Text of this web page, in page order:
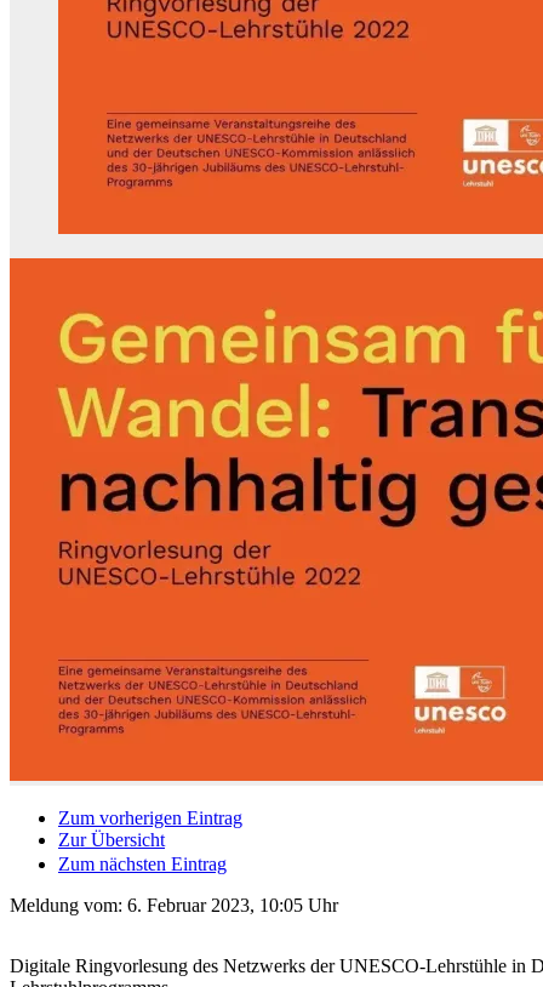
Zum vorherigen Eintrag
Zur Übersicht
Zum nächsten Eintrag
Meldung vom: 6. Februar 2023, 10:05 Uhr
Digitale Ringvorlesung des Netzwerks der UNESCO-Lehrstühle in